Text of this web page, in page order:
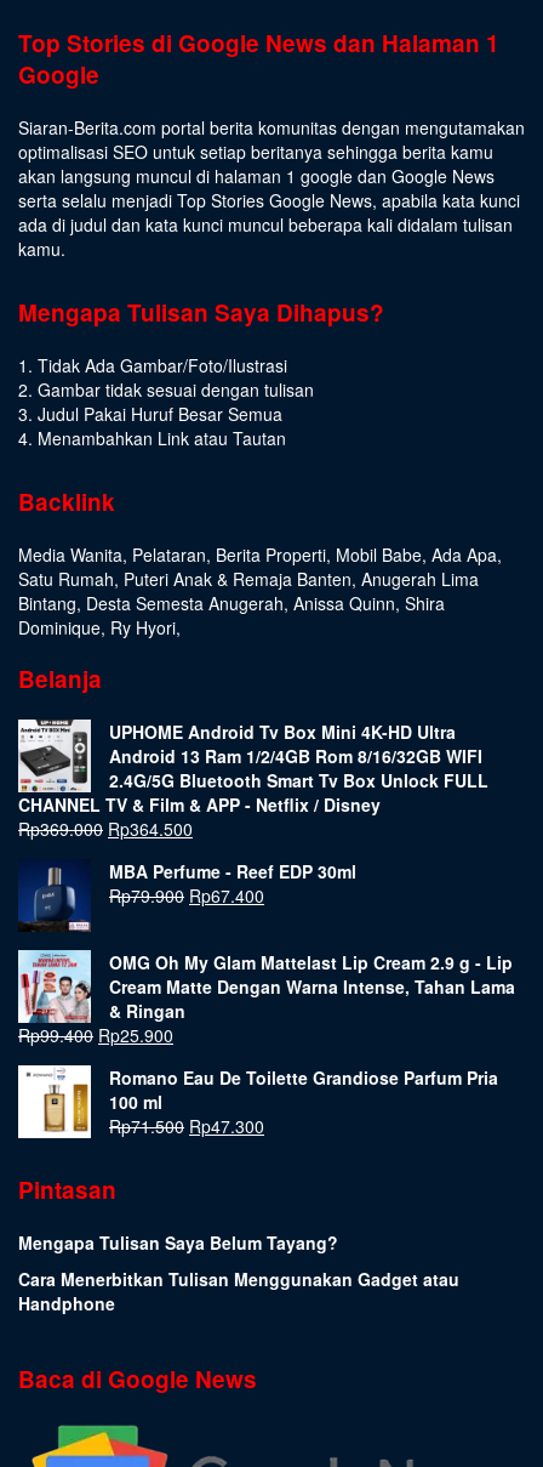
Top Stories di Google News dan Halaman 1
Google
Siaran-Berita.com portal berita komunitas dengan mengutamakan
optimalisasi SEO untuk setiap beritanya sehingga berita kamu
akan langsung muncul di halaman 1 google dan Google News
serta selalu menjadi Top Stories Google News, apabila kata kunci
ada di judul dan kata kunci muncul beberapa kali didalam tulisan
kamu.
Mengapa Tulisan Saya Dihapus?
1. Tidak Ada Gambar/Foto/Ilustrasi
2. Gambar tidak sesuai dengan tulisan
3. Judul Pakai Huruf Besar Semua
4. Menambahkan Link atau Tautan
Backlink
Media Wanita, Pelataran, Berita Properti, Mobil Babe, Ada Apa,
Satu Rumah, Puteri Anak & Remaja Banten, Anugerah Lima
Bintang, Desta Semesta Anugerah, Anissa Quinn, Shira
Dominique, Ry Hyori,
Belanja
UPHOME Android Tv Box Mini 4K-HD Ultra
Android 13 Ram 1/2/4GB Rom 8/16/32GB WIFI
2.4G/5G Bluetooth Smart Tv Box Unlock FULL
CHANNEL TV & Film & APP - Netflix / Disney
Rp369.000 Rp364.500
MBA Perfume - Reef EDP 30ml
Rp79.900 Rp67.400
OMG Oh My Glam Mattelast Lip Cream 2.9 g - Lip
Cream Matte Dengan Warna Intense, Tahan Lama
& Ringan
Rp99.400 Rp25.900
Romano Eau De Toilette Grandiose Parfum Pria
100 ml
Rp71.500 Rp47.300
Pintasan
Mengapa Tulisan Saya Belum Tayang?
Cara Menerbitkan Tulisan Menggunakan Gadget atau
Handphone
Baca di Google News